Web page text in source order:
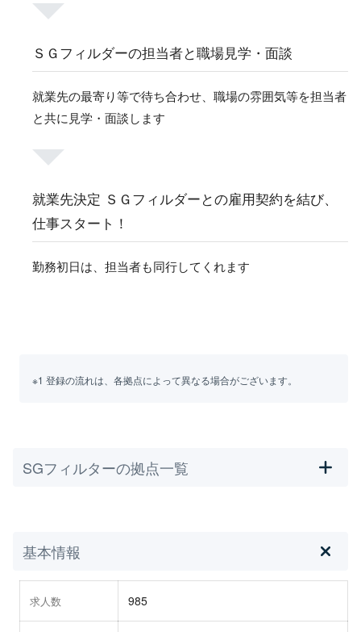
ＳＧフィルダーの担当者と職場見学・面談
就業先の最寄り等で待ち合わせ、職場の雰囲気等を担当者
と共に見学・面談します
就業先決定 ＳＧフィルダーとの雇用契約を結び、
仕事スタート！
勤務初日は、担当者も同行してくれます
※1 登録の流れは、各拠点によって異なる場合がございます。
SGフィルターの拠点一覧
基本情報
求人数 985